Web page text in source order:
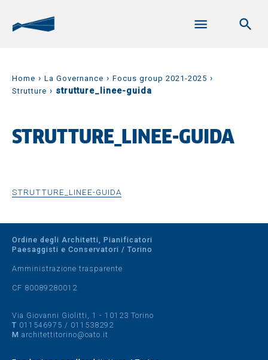
Home › La Governance › Focus group 2021-2025 ›
Strutture › strutture_linee-guida
STRUTTURE_LINEE-GUIDA
STRUTTURE_LINEE-GUIDA
Ordine degli Architetti, Pianificatori
Paesaggisti e Conservatori / Torino
Amministrazione trasparente
CF 80089280012
Via Giovanni Giolitti, 1 - 10123 Torino
T 011546975 / 011538292
M architettitorino@oato.it